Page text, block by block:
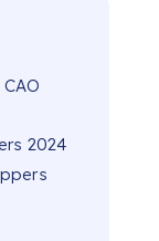
2024